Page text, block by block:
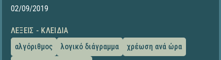
02/09/2019
ΛΈΞΕΙΣ - ΚΛΕΙΔΙΆ
αλγόριθμος
λογικό διάγραμμα
χρέωση ανά ώρα